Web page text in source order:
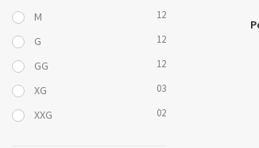
M 12
G 12
GG 12
XG 03
XXG 02